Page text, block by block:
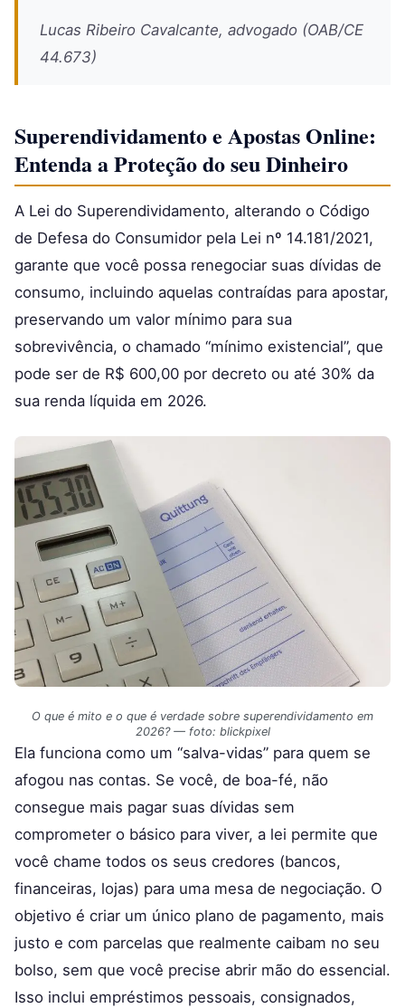
Lucas Ribeiro Cavalcante, advogado (OAB/CE
44.673)
Superendividamento e Apostas Online:
Entenda a Proteção do seu Dinheiro
A Lei do Superendividamento, alterando o Código
de Defesa do Consumidor pela Lei nº 14.181/2021,
garante que você possa renegociar suas dívidas de
consumo, incluindo aquelas contraídas para apostar,
preservando um valor mínimo para sua
sobrevivência, o chamado “mínimo existencial”, que
pode ser de R$ 600,00 por decreto ou até 30% da
sua renda líquida em 2026.
O que é mito e o que é verdade sobre superendividamento em
2026? — foto: blickpixel
Ela funciona como um “salva-vidas” para quem se
afogou nas contas. Se você, de boa-fé, não
consegue mais pagar suas dívidas sem
comprometer o básico para viver, a lei permite que
você chame todos os seus credores (bancos,
financeiras, lojas) para uma mesa de negociação. O
objetivo é criar um único plano de pagamento, mais
justo e com parcelas que realmente caibam no seu
bolso, sem que você precise abrir mão do essencial.
Isso inclui empréstimos pessoais, consignados,